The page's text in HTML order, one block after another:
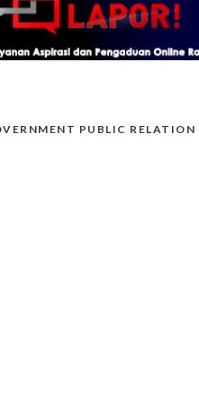
PUBLIC RELATION